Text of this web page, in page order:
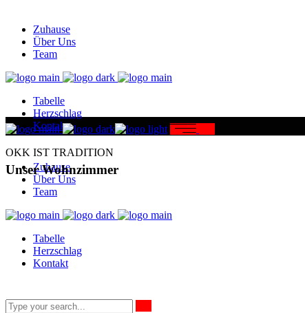
Zuhause
Über Uns
Team
Tabelle
Herzschlag
Kontakt
Zuhause
Über Uns
Team
Tabelle
Herzschlag
Kontakt
OKK IST TRADITION
Unser Wohnzimmer